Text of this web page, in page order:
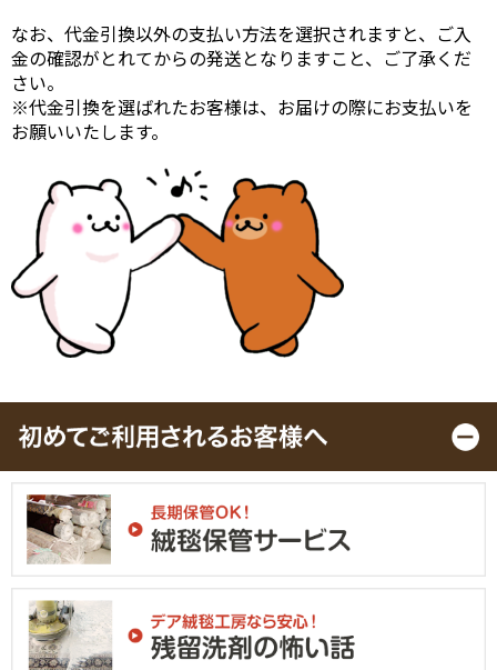
なお、代金引換以外の支払い方法を選択されますと、ご入
金の確認がとれてからの発送となりますこと、ご了承くだ
さい。
※代金引換を選ばれたお客様は、お届けの際にお支払いを
お願いいたします。